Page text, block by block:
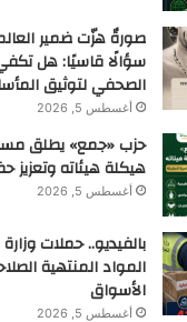
صورةٌ هزّت ضمير
سؤالًا قاسيًا: هل
الصحفي لتوثيق
أغسطس 5, 2026
حزب «جمع» يطلق
هيكلة هيئاته
أغسطس 5, 2026
بالفيديو.. حملات
المواد المنتهية
الأسواق
أغسطس 5, 2026